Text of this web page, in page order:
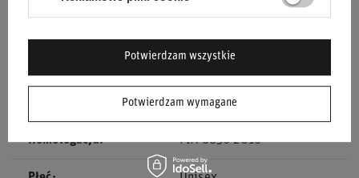
Dorośli
Sparco
Homologacja FIA 8856-2018
Potwierdzam wymagane
Potwierdzam wszystkie